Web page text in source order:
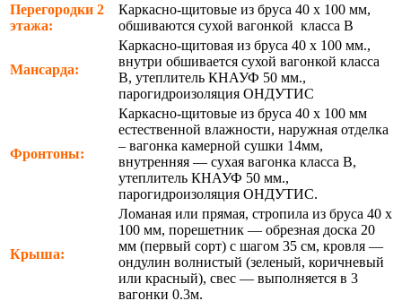
Перегородки 2
этажа:
Каркасно-щитовые из бруса 40 х 100 мм,
обшиваются сухой вагонкой класса В
Мансарда:
Каркасно-щитовая из бруса 40 х 100 мм.,
внутри обшивается сухой вагонкой класса
В, утеплитель КНАУФ 50 мм.,
парогидроизоляция ОНДУТИС
Фронтоны:
Каркасно-щитовые из бруса 40 х 100 мм
естественной влажности, наружная отделка
– вагонка камерной сушки 14мм,
внутренняя — сухая вагонка класса В,
утеплитель КНАУФ 50 мм.,
парогидроизоляция ОНДУТИС.
Крыша:
Ломаная или прямая, стропила из бруса 40 х
100 мм, порешетник — обрезная доска 20
мм (первый сорт) с шагом 35 см, кровля —
ондулин волнистый (зеленый, коричневый
или красный), свес — выполняется в 3
вагонки 0.3м.